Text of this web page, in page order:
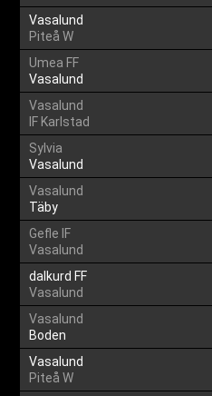
Vasalund
Piteå W
Umea FF
Vasalund
Vasalund
IF Karlstad
Sylvia
Vasalund
Vasalund
Täby
Gefle IF
Vasalund
dalkurd FF
Vasalund
Vasalund
Boden
Vasalund
Piteå W